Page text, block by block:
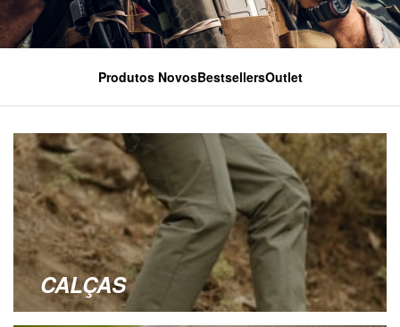
Produtos NovosBestsellersOutlet
CALÇAS